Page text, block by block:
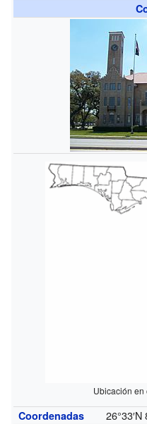
Ubicación en
Coordenadas 26°33′N